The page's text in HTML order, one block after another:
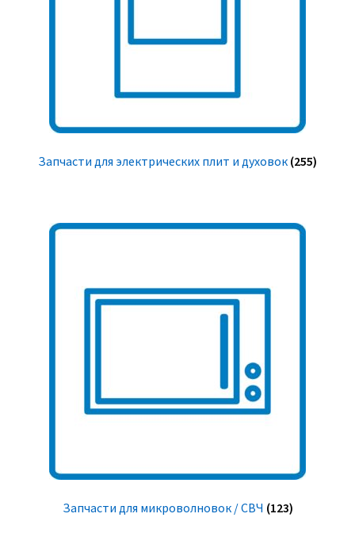
Запчасти для электрических плит и духовок (255)
Запчасти для микроволновок / СВЧ (123)